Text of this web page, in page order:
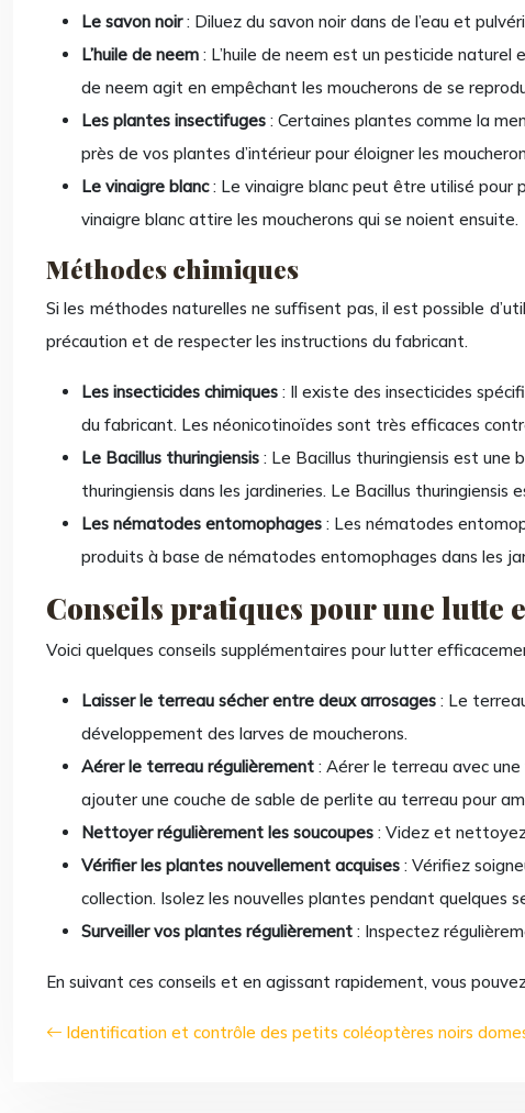
Le savon noir: Diluez du savon noir dans de l’eau et
L’huile de neem : L’huile de neem est un pesticide naturel
de neem agit en empêchant les moucherons de se
Les plantes insectifuges : Certaines plantes comme la
près de vos plantes d’intérieur pour éloigner les
Le vinaigre blanc: Le vinaigre blanc peut être utilisé pour
vinaigre blanc attire les moucherons qui se noient ensuite.
Méthodes chimiques
Si les méthodes naturelles ne suffisent pas, il est possible
précaution et de respecter les instructions du fabricant.
Les insecticides chimiques : Il existe des insecticides
du fabricant. Les néonicotinoïdes sont très efficaces
Le Bacillus thuringiensis : Le Bacillus thuringiensis est
thuringiensis dans les jardineries. Le Bacillus
Les nématodes entomophages : Les nématodes
produits à base de nématodes entomophages dans les
Conseils pratiques pour une lutte
Voici quelques conseils supplémentaires pour lutter
Laisser le terreau sécher entre deux arrosages : Le
développement des larves de moucherons.
Aérer le terreau régulièrement : Aérer le terreau avec
ajouter une couche de sable de perlite au terreau pour
Nettoyer régulièrement les soucoupes : Videz et nettoyez
Vérifier les plantes nouvellement acquises : Vérifiez
collection. Isolez les nouvelles plantes pendant quelques
Surveiller vos plantes régulièrement : Inspectez
En suivant ces conseils et en agissant rapidement, vous
Identification et contrôle des petits coléoptères noirs